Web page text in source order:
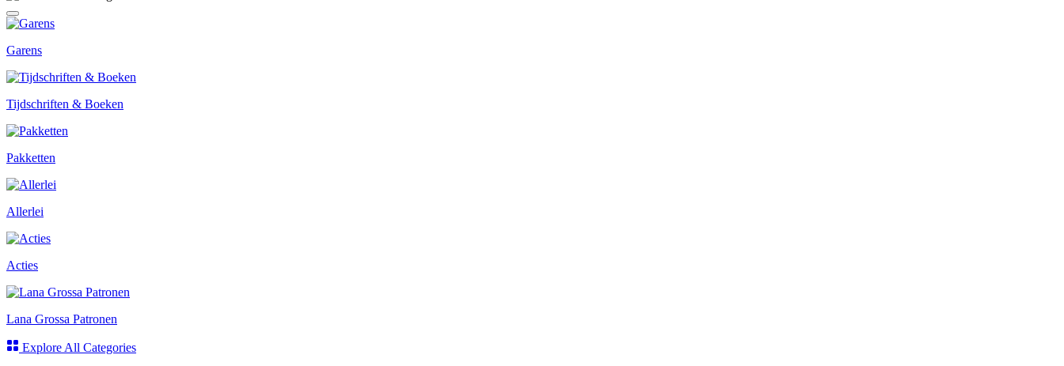
Garens
Tijdschriften & Boeken
Pakketten
Allerlei
Acties
Lana Grossa Patronen
Explore All Categories